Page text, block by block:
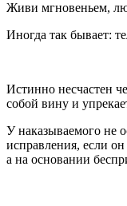
Живи мгновеньем,
Иногда так бывает:
Истинно несчастен
собой вину и
У наказываемого не
исправления, если он
а на основании